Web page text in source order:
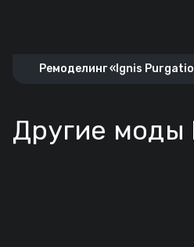
Ремоделинг «Ignis
Другие моды